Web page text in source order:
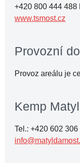
+420 800 444 488
www.tsmost.cz
Provozní
Provoz areálu je
Kemp
Tel.: +420 602